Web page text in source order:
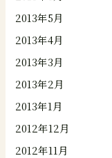
2013年5月
2013年4月
2013年3月
2013年2月
2013年1月
2012年12月
2012年11月